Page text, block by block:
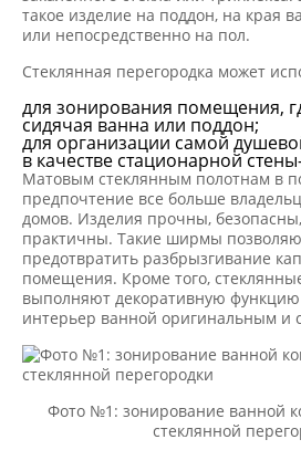
такое изделие на поддон, на края
или непосредственно на пол.
Стеклянная перегородка может
для зонирования помещения,
сидячая ванна или поддон;
для организации самой
в качестве стационарной
Матовым стеклянным полотнам в
предпочтение все больше
домов. Изделия прочны,
практичны. Такие ширмы
предотвратить разбрызгивание
помещения. Кроме того,
выполняют декоративную
интерьер ванной оригинальным и
Фото №1: зонирование ванной
стеклянной